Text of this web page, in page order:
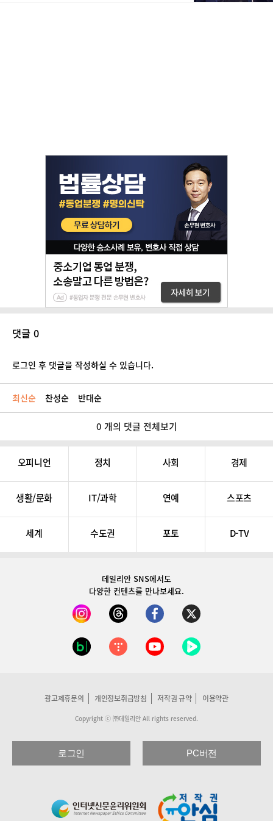
댓글 0
로그인 후 댓글을 작성하실 수 있습니다.
최신순 찬성순 반대순
0 개의 댓글 전체보기
오피니언 정치 사회 경제
생활/문화 IT/과학 연예 스포츠
세계 수도권 포토 D-TV
데일리안 SNS에서도
다양한 컨텐츠를 만나보세요.
광고제휴문의 개인정보취급방침 저작권 규약 이용약관
Copyright ⓒ ㈜데일리안 All rights reserved.
로그인 PC버전